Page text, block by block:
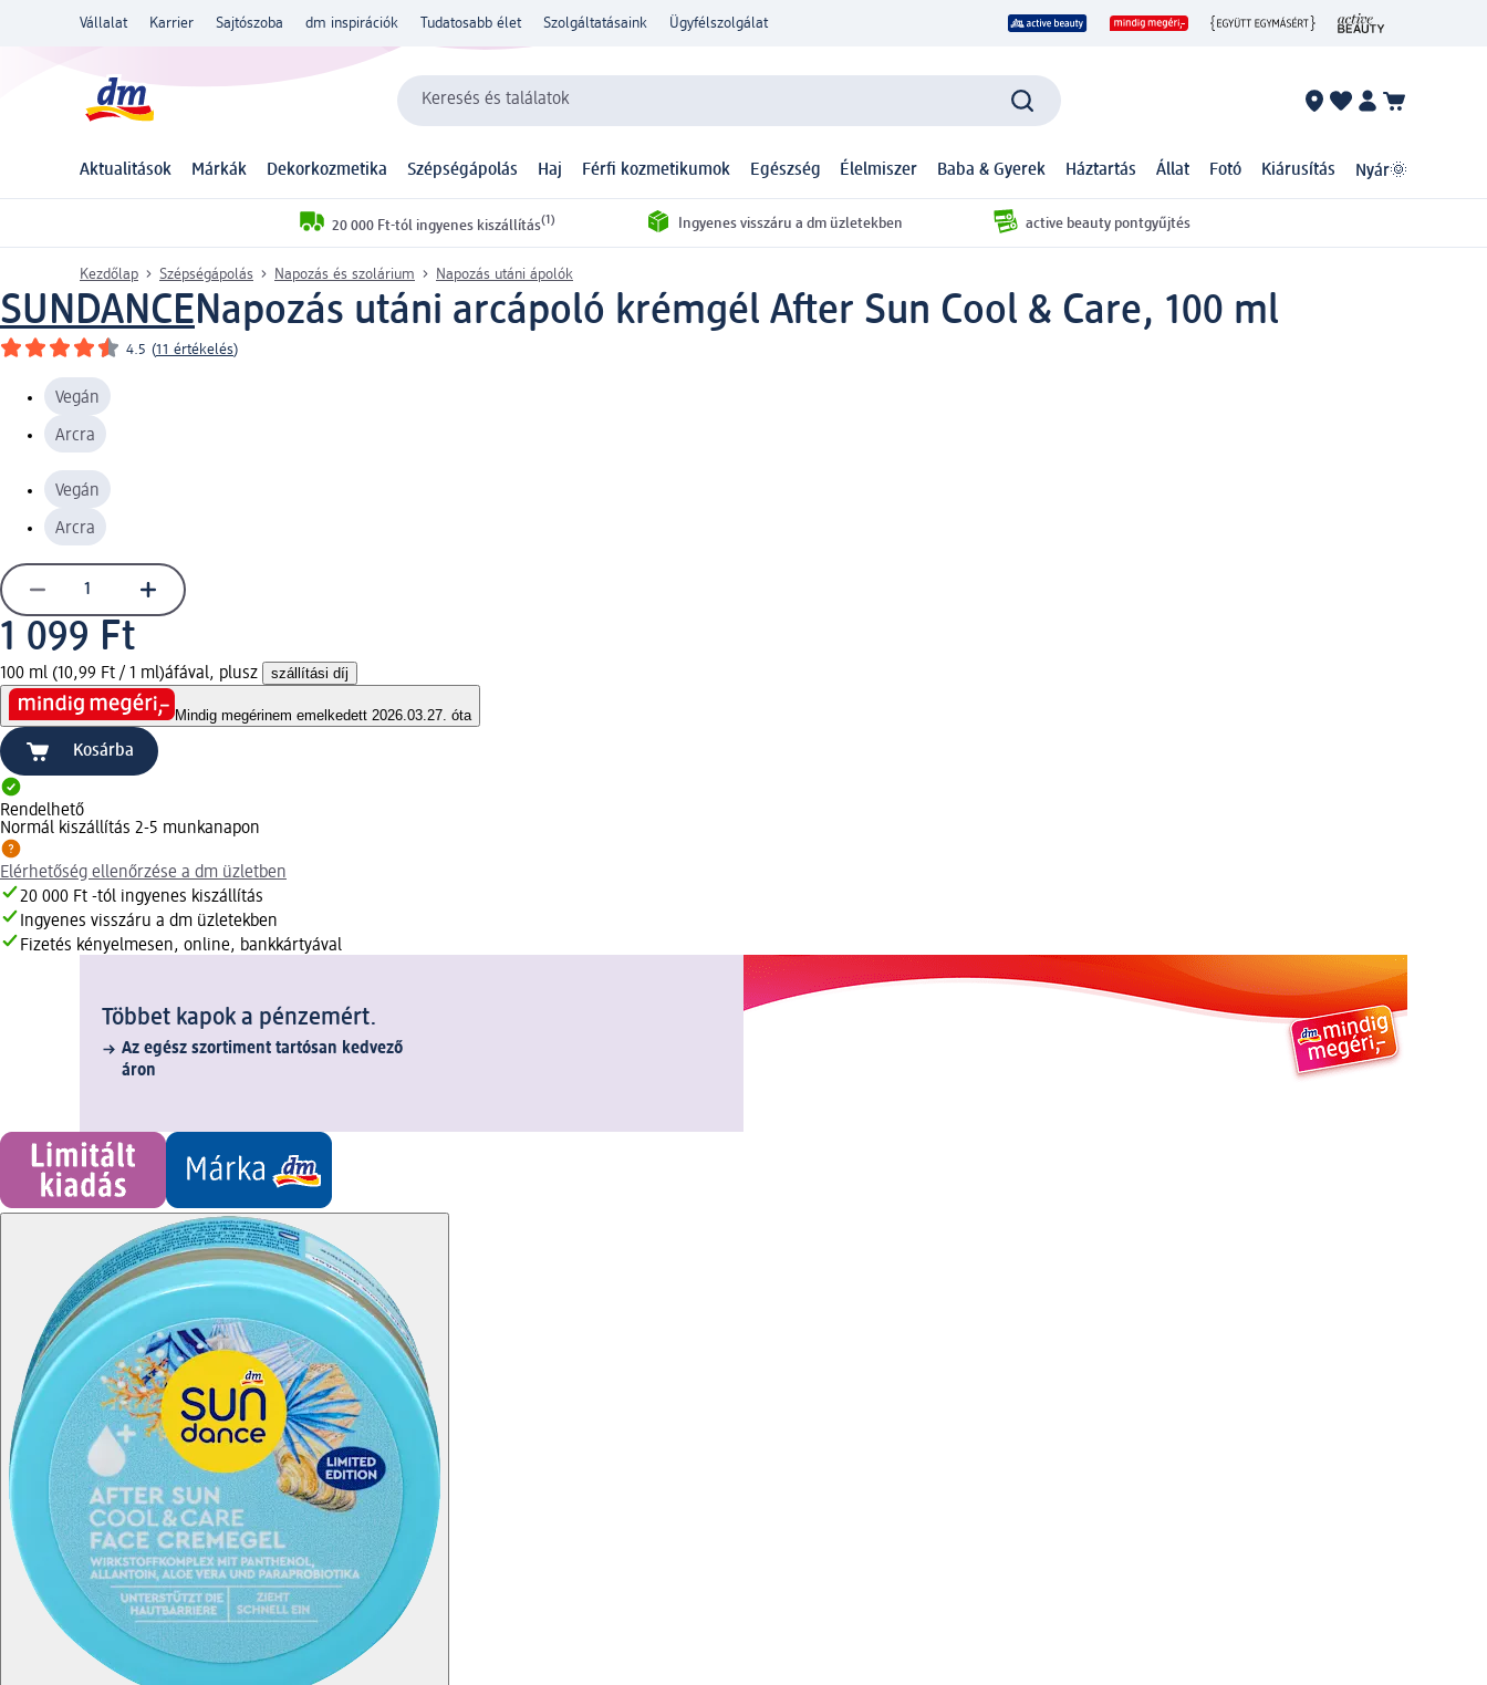
Vállalat Karrier Sajtószoba dm inspirációk Tudatosabb élet Szolgáltatásaink Ügyfélszolgálat
Keresés és találatok
Aktualitások Márkák Dekorkozmetika Szépségápolás Haj Férfi kozmetikumok Egészség Élelmiszer Baba & Gyerek Háztartás Állat Fotó Kiárusítás Nyár🌞
20 000 Ft-tól ingyenes kiszállítás(1) Ingyenes visszáru a dm üzletekben active beauty pontgyűjtés
Kezdőlap Szépségápolás Napozás és szolárium Napozás utáni ápolók
SUNDANCENapozás utáni arcápoló krémgél After Sun Cool & Care, 100 ml
4.5 (11 értékelés)
Vegán
Arcra
Vegán
Arcra
1 099 Ft
100 ml (10,99 Ft / 1 ml)áfával, plusz szállítási díj
Mindig megérinem emelkedett 2026.03.27. óta
Kosárba
Rendelhető
Normál kiszállítás 2-5 munkanapon
Elérhetőség ellenőrzése a dm üzletben
20 000 Ft -tól ingyenes kiszállítás
Ingyenes visszáru a dm üzletekben
Fizetés kényelmesen, online, bankkártyával
Többet kapok a pénzemért.
Az egész szortiment tartósan kedvező
áron